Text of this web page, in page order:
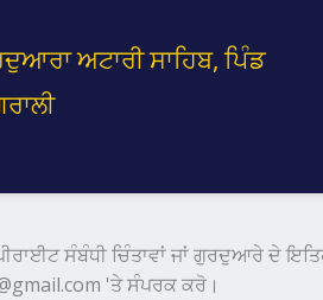
ਅਟਾਰੀ ਸਾਹਿਬ, ਪਿੰਡ
ਸੰਬੰਧੀ ਚਿੰਤਾਵਾਂ ਜਾਂ ਗੁਰਦੁਆਰੇ ਦੇ
'ਤੇ ਸੰਪਰਕ ਕਰੋ।